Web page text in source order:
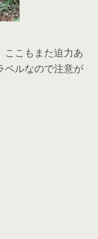
ここもまた迫力あ
ベルなので注意が